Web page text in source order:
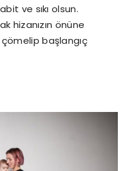
ve sıkı olsun.
hizanızın önüne
başlangıç